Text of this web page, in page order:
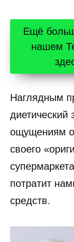
Ещё
нашем
Наглядным
ощущениям
своего
потратит
средств.